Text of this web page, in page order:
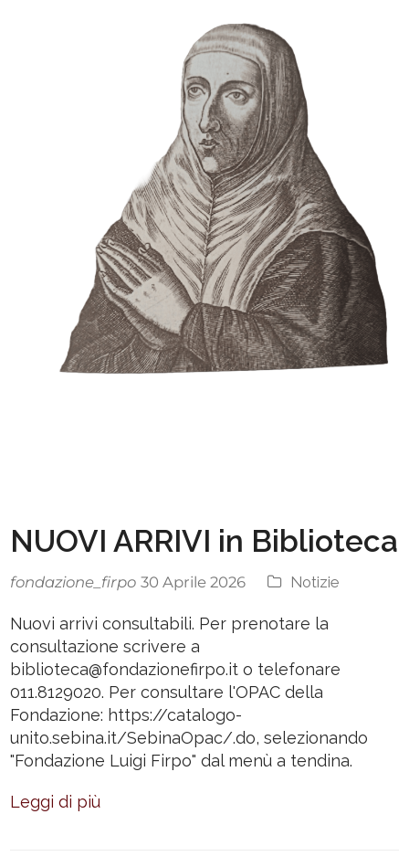
NUOVI ARRIVI in Biblioteca
30 Aprile 2026
fondazione_firpo Notizie
Nuovi arrivi consultabili. Per prenotare la
consultazione scrivere a
biblioteca@fondazionefirpo.it o telefonare
011.8129020. Per consultare l'OPAC della
Fondazione: https://catalogo-
unito.sebina.it/SebinaOpac/.do, selezionando
"Fondazione Luigi Firpo" dal menù a tendina.
Leggi di più